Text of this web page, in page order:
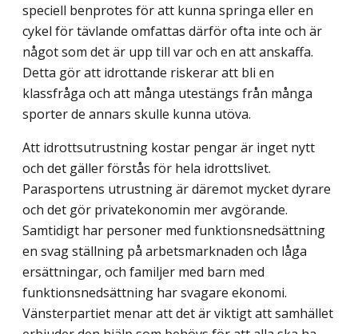
speciell benprotes för att kunna springa eller en
cykel för tävlande omfattas därför ofta inte och är
något som det är upp till var och en att anskaffa.
Detta gör att idrottande riskerar att bli en
klassfråga och att många utestängs från många
sporter de annars skulle kunna utöva.
Att idrottsutrustning kostar pengar är inget nytt
och det gäller förstås för hela idrotts­livet.
Parasportens utrustning är däremot mycket dyrare
och det gör privatekonomin mer avgörande.
Samtidigt har personer med funktionsnedsättning
en svag ställning på arbetsmarknaden och låga
ersättningar, och familjer med barn med
funktionsnedsättning har svagare ekonomi.
Vänsterpartiet menar att det är viktigt att samhället